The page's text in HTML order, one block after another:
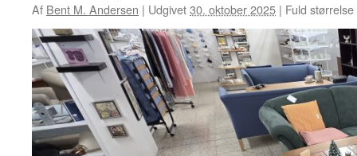
Af Bent M. Andersen | Udgivet30. oktober 2025 | Fuld